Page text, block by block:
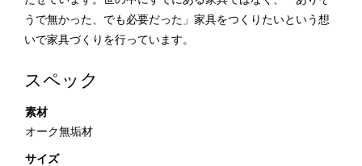
うで無かった、でも必要だった」家具をつくりたいという想
いで家具づくりを行っています。
スペック
素材
オーク無垢材
サイズ